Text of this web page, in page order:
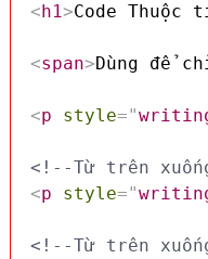
<h1>Code Thuộc
<span>Dùng để
<p style="
<!--Từ trên
<p style="
<!--Từ trên